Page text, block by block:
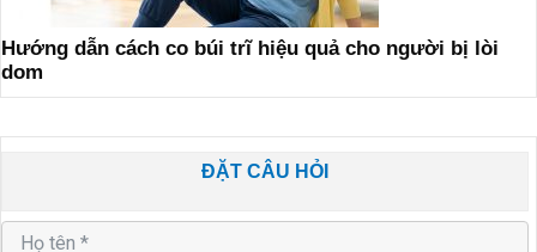
Hướng dẫn cách co búi trĩ hiệu quả cho người bị lòi
dom
ĐẶT CÂU HỎI